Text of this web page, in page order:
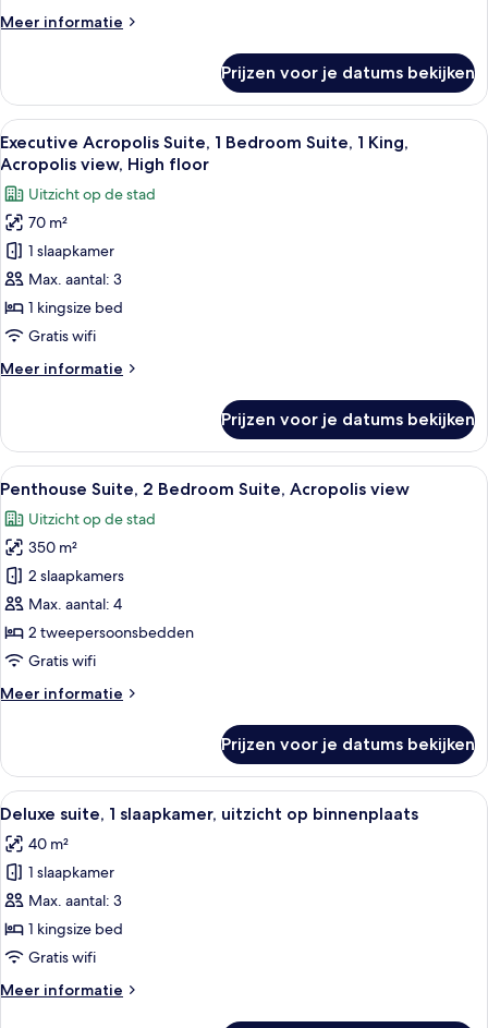
City
Meer informatie
Meer
Deluxe
Suite,
2
Bedroom
Suite,
City
view
Prijzen voor je datums bekijken
Alle
foto's
voor
Executive
Acropolis
Suite,
1
Bedroom
Suite,
King,
High
floor
laden
Een klassieke zithoek met een
9
Executive Acropolis Suite, 1 Bedroom Suite, 1 King,
Acropolis view, High floor
Uitzicht op de stad
70 m²
1 slaapkamer
Max. aantal: 3
1 kingsize bed
Gratis wifi
Meer informatie
Meer
Acropolis
Suite,
1
Suite,
King,
Acropolis
view,
High
floor
Prijzen voor je datums bekijken
Alle
foto's
voor
Penthouse
Suite,
2
Bedroom
Suite,
view
Een chique zithoek met twee
13
Penthouse Suite, 2 Bedroom Suite, Acropolis view
Uitzicht op de stad
350 m²
2 slaapkamers
Max. aantal: 4
2 tweepersoonsbedden
Gratis wifi
Meer informatie
Meer
Suite,
Bedroom
Acropolis
view
Prijzen voor je datums bekijken
Alle
foto's
voor
Deluxe
suite,
1
slaapkamer,
op
Een hotelkamer met een bank, een
7
Deluxe suite, 1 slaapkamer, uitzicht op binnenplaats
40 m²
1 slaapkamer
Max. aantal: 3
1 kingsize bed
Gratis wifi
Meer informatie
Meer